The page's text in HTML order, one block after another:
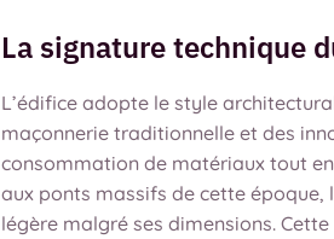
La signature technique
L’édifice adopte le style
maçonnerie traditionnelle et des
consommation de matériaux tout
aux ponts massifs de cette époque,
légère malgré ses dimensions.